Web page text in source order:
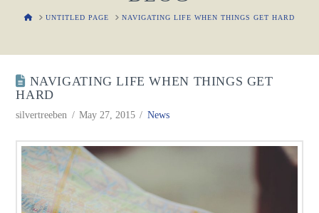
HOMEUNTITLED PAGE NAVIGATING LIFE WHEN THINGS GET HARD
NAVIGATING LIFE WHEN THINGS GET
HARD
silvertreeben May 27, 2015 News